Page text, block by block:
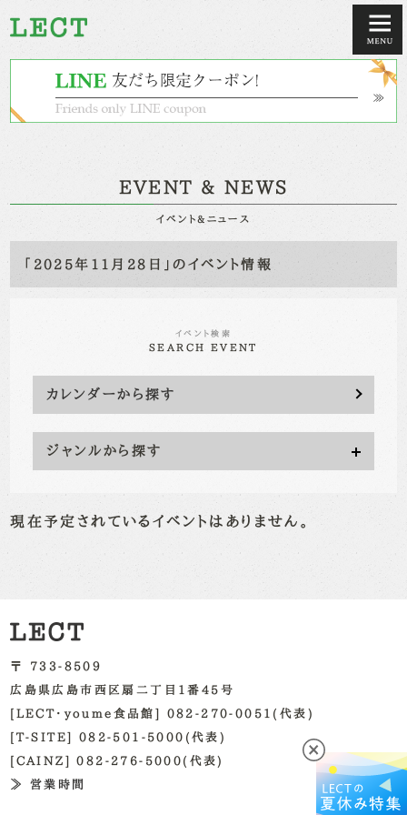
EVENT & NEWS
イベント&ニュース
「2025年11月28日」のイベント情報
イベント検索
SEARCH EVENT
カレンダーから探す
ジャンルから探す
現在予定されているイベントはありません。
〒 733-8509
広島県広島市西区扇二丁目1番45号
[LECT・youme食品館] 082-270-0051(代表)
[T-SITE] 082-501-5000(代表)
[CAINZ] 082-276-5000(代表)
≫ 営業時間